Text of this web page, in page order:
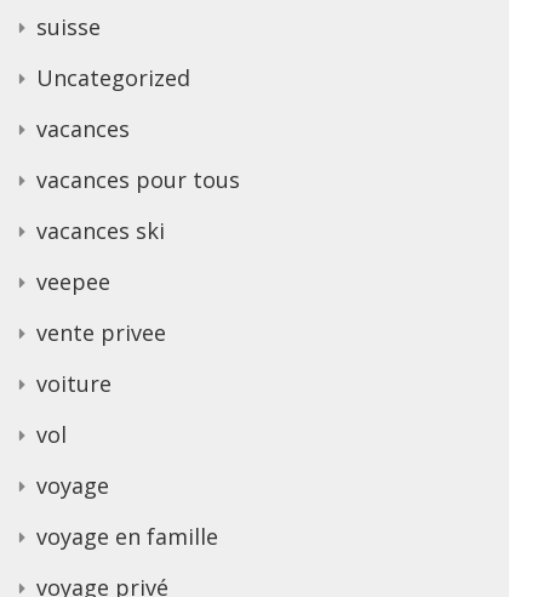
suisse
Uncategorized
vacances
vacances pour tous
vacances ski
veepee
vente privee
voiture
vol
voyage
voyage en famille
voyage privé